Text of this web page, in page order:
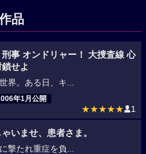
品
刑事 オンドリャー！ 大捜査線 心
せよ
界。ある日、キ...
年1月公開
★★★★★ 1
いませ、患者さま。
撃たれ重症を負...